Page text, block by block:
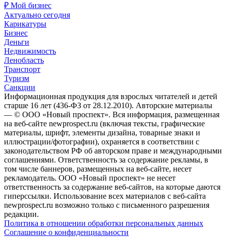
₽ Мой бизнес
Актуально сегодня
Карикатуры
Бизнес
Деньги
Недвижимость
Ленобласть
Транспорт
Туризм
Санкции
Информационная продукция для взрослых читателей и детей
старше 16 лет (436-ФЗ от 28.12.2010). Авторские материалы
— © ООО «Новый проспект». Вся информация, размещенная
на веб-сайте newprospect.ru (включая тексты, графические
материалы, шрифт, элементы дизайна, товарные знаки и
иллюстрации/фотографии), охраняется в соответствии с
законодательством РФ об авторском праве и международными
соглашениями. Ответственность за содержание рекламы, в
том числе баннеров, размещенных на веб-сайте, несет
рекламодатель. ООО «Новый проспект» не несет
ответственность за содержание веб-сайтов, на которые даются
гиперссылки. Использование всех материалов с веб-сайта
newprospect.ru возможно только с письменного разрешения
редакции.
Политика в отношении обработки персональных данных
Соглашение о конфиденциальности